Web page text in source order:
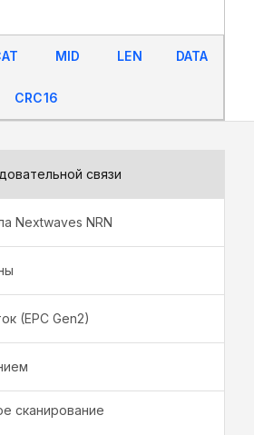
MID LEN DATA
CRC16
связи
Nextwaves NRN
(EPC Gen2)
сканирование